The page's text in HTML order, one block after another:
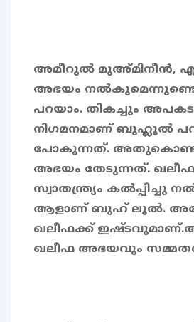
അമീറുൽ മുഅ്മിനീൻ,
അഭയം
പറയാം. തികച്ചും
നിഗമനമാണ് ബുഹ്ലൂൽ
പോകുന്നത്.
അഭയം തേടുന്നത്. ഖലീഫ
സ്വാതന്ത്ര്യം കൽപ്പിച്ചു
ആളാണ് ബുഹ് ലൂൽ.
ഖലീഫക്ക്
ഖലീഫ അഭയവും